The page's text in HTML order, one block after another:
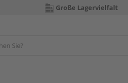
Große Lagervielfalt